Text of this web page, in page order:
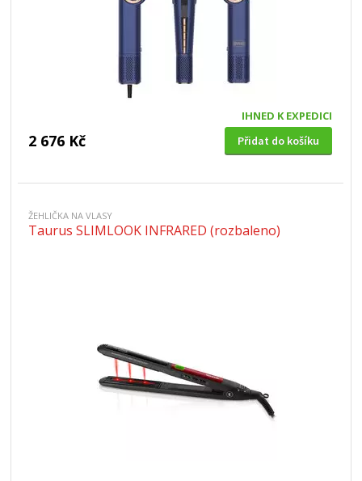
IHNED K EXPEDICI
2 676 Kč Přidat do košíku
ŽEHLIČKA NA VLASY
Taurus SLIMLOOK INFRARED (rozbaleno)